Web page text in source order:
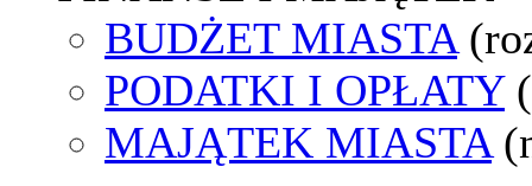
BUDŻET MIASTA
PODATKI I OPŁATY
MAJĄTEK MIASTA